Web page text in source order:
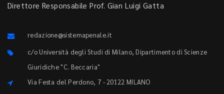
Direttore Responsabile Prof. Gian Luigi Gatta
redazione@sistemapenale.it
c/o Università degli Studi di Milano, Dipartimento di Scienze
Giuridiche "C. Beccaria"
Via Festa del Perdono, 7 - 20122 MILANO